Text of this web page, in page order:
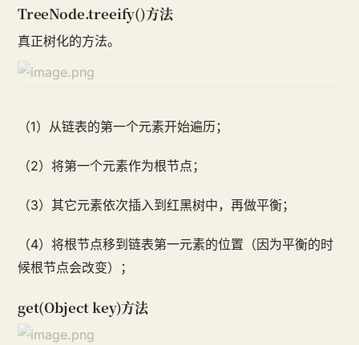
TreeNode.treeify()方法
真正树化的方法。
（1）从链表的第一个元素开始遍历；
（2）将第一个元素作为根节点；
（3）其它元素依次插入到红黑树中，再做平衡；
（4）将根节点移到链表第一元素的位置（因为平衡的时
候根节点会改变）；
get(Object key)方法